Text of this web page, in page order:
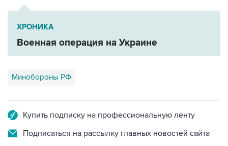
ХРОНИКА
Военная операция на Украине
Минобороны РФ
Купить подписку на профессиональную ленту
Подписаться на рассылку главных новостей сайта